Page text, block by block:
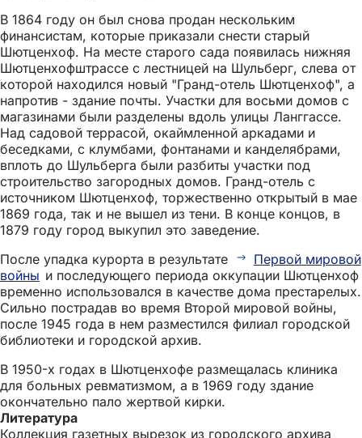
В 1864 году он был снова продан нескольким
финансистам, которые приказали снести старый
Шютценхоф. На месте старого сада появилась нижняя
Шютценхофштрассе с лестницей на Шульберг, слева от
которой находился новый "Гранд-отель Шютценхоф", а
напротив - здание почты. Участки для восьми домов с
магазинами были разделены вдоль улицы Ланггассе.
Над садовой террасой, окаймленной аркадами и
беседками, с клумбами, фонтанами и канделябрами,
вплоть до Шульберга были разбиты участки под
строительство загородных домов. Гранд-отель с
источником Шютценхоф, торжественно открытый в мае
1869 года, так и не вышел из тени. В конце концов, в
1879 году город выкупил это заведение.
После упадка курорта в результате
Первой мировой
войны и последующего периода оккупации Шютценхоф
временно использовался в качестве дома престарелых.
Сильно пострадав во время Второй мировой войны,
после 1945 года в нем разместился филиал городской
библиотеки и городской архив.
В 1950-х годах в Шютценхофе размещалась клиника
для больных ревматизмом, а в 1969 году здание
окончательно пало жертвой кирки.
Литература
Коллекция газетных вырезок из городского архива